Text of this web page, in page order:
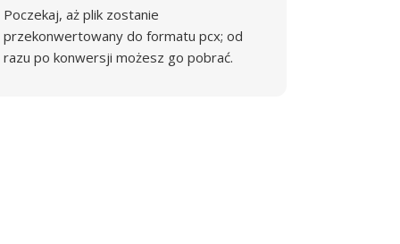
Poczekaj, aż plik zostanie
przekonwertowany do formatu pcx; od
razu po konwersji możesz go pobrać.